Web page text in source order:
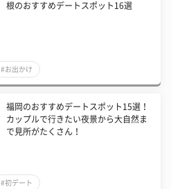
根のおすすめデートスポット16選
#お出かけ
福岡のおすすめデートスポット15選！
カップルで行きたい夜景から大自然ま
で見所がたくさん！
#初デート